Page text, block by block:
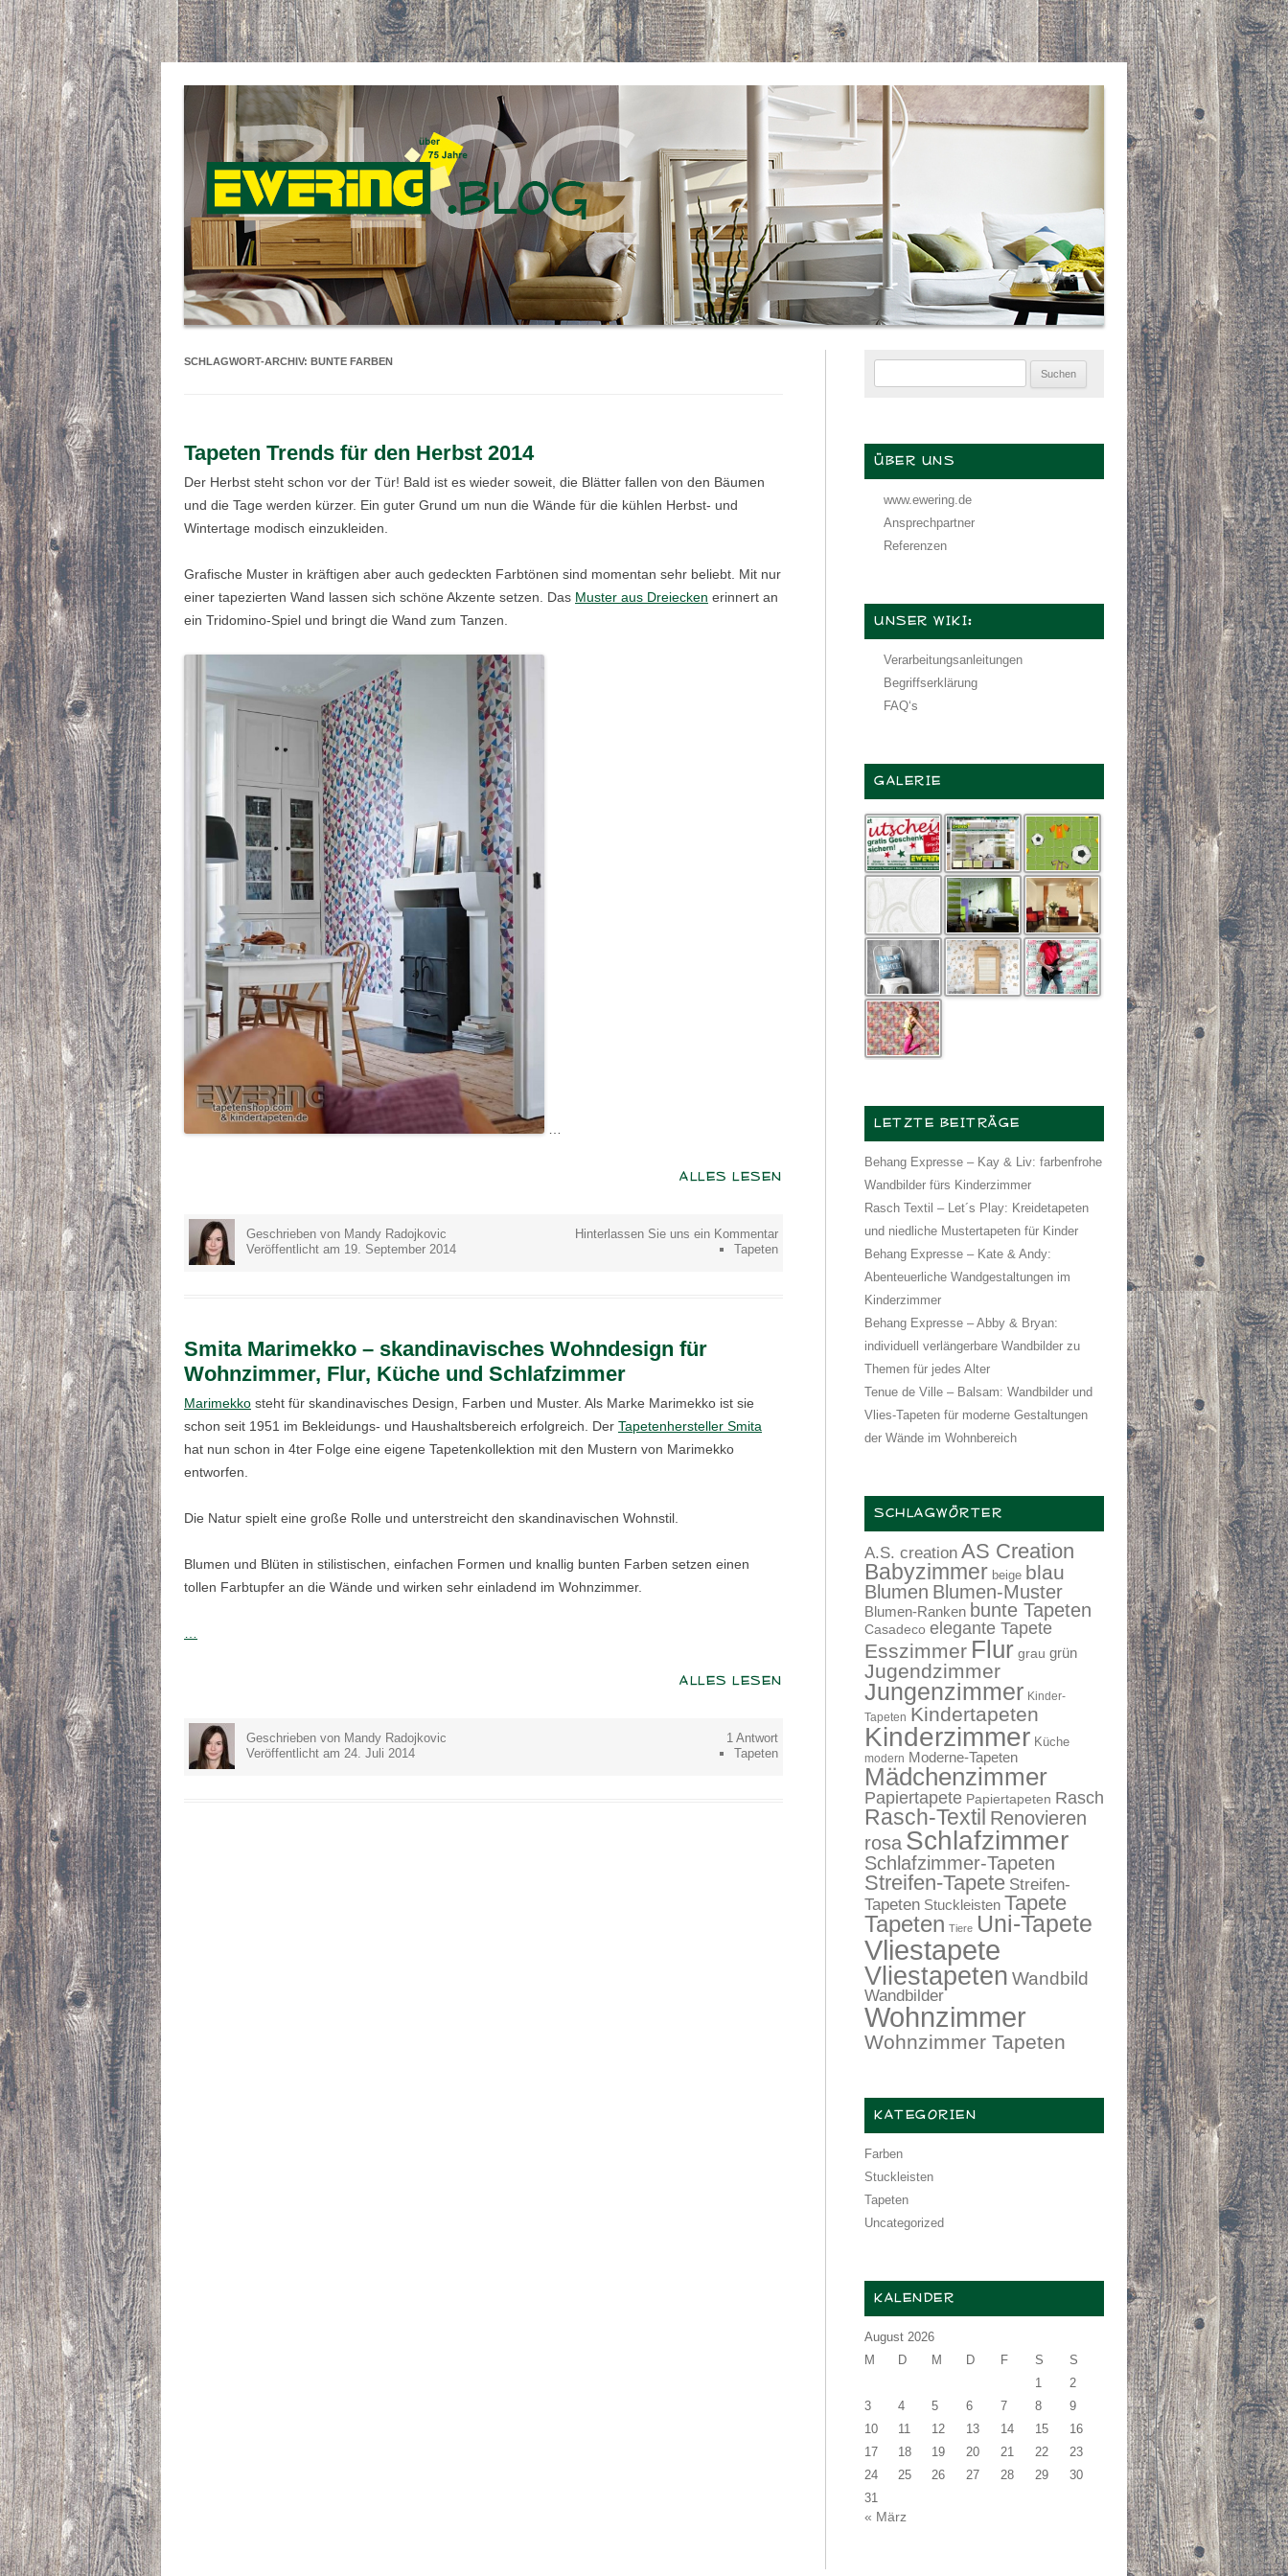
SCHLAGWORT-ARCHIV: BUNTE FARBEN
Tapeten Trends für den Herbst 2014
Der Herbst steht schon vor der Tür! Bald ist es wieder soweit, die Blätter fallen von den Bäumen
und die Tage werden kürzer. Ein guter Grund um nun die Wände für die kühlen Herbst- und
Wintertage modisch einzukleiden.
Grafische Muster in kräftigen aber auch gedeckten Farbtönen sind momentan sehr beliebt. Mit nur
einer tapezierten Wand lassen sich schöne Akzente setzen. Das Muster aus Dreiecken erinnert an
ein Tridomino-Spiel und bringt die Wand zum Tanzen.
ALLES LESEN
Geschrieben von Mandy Radojkovic
Veröffentlicht am 19. September 2014
Hinterlassen Sie uns ein Kommentar
Tapeten
Smita Marimekko – skandinavisches Wohndesign für
Wohnzimmer, Flur, Küche und Schlafzimmer
Marimekko steht für skandinavisches Design, Farben und Muster. Als Marke Marimekko ist sie
schon seit 1951 im Bekleidungs- und Haushaltsbereich erfolgreich. Der Tapetenhersteller Smita
hat nun schon in 4ter Folge eine eigene Tapetenkollektion mit den Mustern von Marimekko
entworfen.
Die Natur spielt eine große Rolle und unterstreicht den skandinavischen Wohnstil.
Blumen und Blüten in stilistischen, einfachen Formen und knallig bunten Farben setzen einen
tollen Farbtupfer an die Wände und wirken sehr einladend im Wohnzimmer.
ALLES LESEN
Geschrieben von Mandy Radojkovic
Veröffentlicht am 24. Juli 2014
1 Antwort
Tapeten
ÜBER UNS
www.ewering.de
Ansprechpartner
Referenzen
UNSER WIKI:
Verarbeitungsanleitungen
Begriffserklärung
FAQ‘s
GALERIE
LETZTE BEITRÄGE
Behang Expresse – Kay & Liv: farbenfrohe
Wandbilder fürs Kinderzimmer
Rasch Textil – Let´s Play: Kreidetapeten
und niedliche Mustertapeten für Kinder
Behang Expresse – Kate & Andy:
Abenteuerliche Wandgestaltungen im
Kinderzimmer
Behang Expresse – Abby & Bryan:
individuell verlängerbare Wandbilder zu
Themen für jedes Alter
Tenue de Ville – Balsam: Wandbilder und
Vlies-Tapeten für moderne Gestaltungen
der Wände im Wohnbereich
SCHLAGWÖRTER
A.S. creation AS Creation
Babyzimmer beige blau
Blumen Blumen-Muster
Blumen-Ranken bunte Tapeten
Casadeco elegante Tapete
Esszimmer Flur grau grün
Jugendzimmer
Jungenzimmer Kinder-
Tapeten Kindertapeten
Kinderzimmer Küche
modern Moderne-Tapeten
Mädchenzimmer
Papiertapete Papiertapeten Rasch
Rasch-Textil Renovieren
rosa Schlafzimmer
Schlafzimmer-Tapeten
Streifen-Tapete Streifen-
Tapeten Stuckleisten Tapete
Tapeten Tiere Uni-Tapete
Vliestapete
Vliestapeten Wandbild
Wandbilder
Wohnzimmer
Wohnzimmer Tapeten
KATEGORIEN
Farben
Stuckleisten
Tapeten
Uncategorized
KALENDER
August 2026
M
D M D F S
S
1
2
3
4 5 6 7 8
9
10
11 12 13 14 15
16
17
18 19 20 21 22
23
24
25 26 27 28 29
30
31
« März